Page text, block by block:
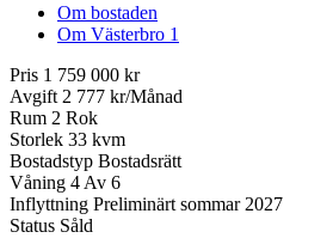
Om bostaden
Om Västerbro 1
Pris 1 759 000 kr
Avgift 2 777 kr/Månad
Rum 2 Rok
Storlek 33 kvm
Bostadstyp Bostadsrätt
Våning 4 Av 6
Inflyttning Preliminärt sommar 2027
Status Såld